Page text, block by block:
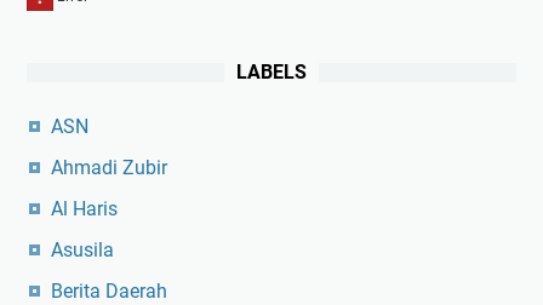
LABELS
ASN
Ahmadi Zubir
Al Haris
Asusila
Berita Daerah